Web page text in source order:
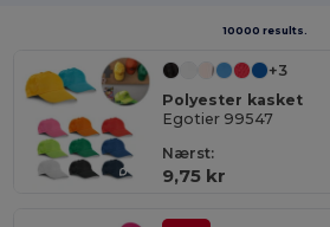
10000 results.
+3
Polyester kasket
Egotier 99547
Nærst:
9,75 kr